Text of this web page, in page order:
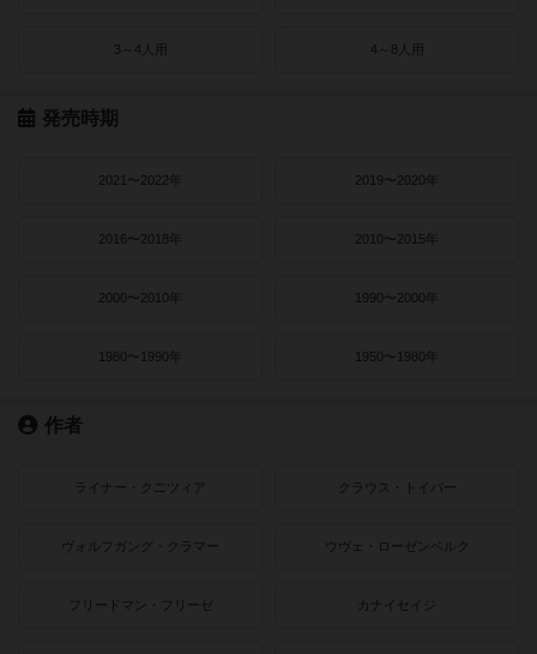
3～4人用 4～8人用
発売時期
2021〜2022年 2019〜2020年
2016〜2018年 2010〜2015年
2000〜2010年 1990〜2000年
1980〜1990年 1950〜1980年
作者
ライナー・クニツィア クラウス・トイバー
ヴォルフガング・クラマー ウヴェ・ローゼンベルク
フリードマン・フリーゼ カナイセイジ